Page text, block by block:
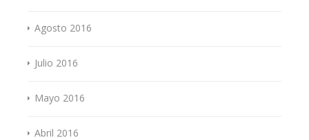
Agosto 2016
Julio 2016
Mayo 2016
Abril 2016